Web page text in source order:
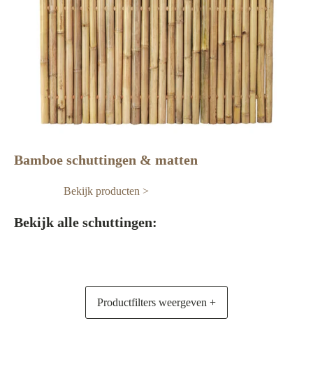
Bamboe schuttingen & matten
Bekijk producten >
Bekijk alle schuttingen:
Productfilters weergeven +